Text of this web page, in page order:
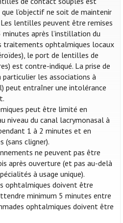
l’objectif ne soit de maintenir
lentilles peuvent être remises
après l’instillation du
traitements ophtalmiques locaux
le port de lentilles de
est contre-indiqué. La prise de
les associations à
peut entraîner une intolérance
peut être limité en
niveau du canal lacrymonasal à
1 à 2 minutes et en
(sans cligner).
ne peuvent pas être
après ouverture (et pas au-delà
à usage unique).
ophtalmiques doivent être
minimum 5 minutes entre
ophtalmiques doivent être